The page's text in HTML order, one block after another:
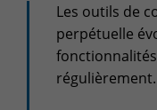
+352 8002 45
support-
Service Clients
Suivi des livraisons
Les outils de
perpétuelle
régulièrement.